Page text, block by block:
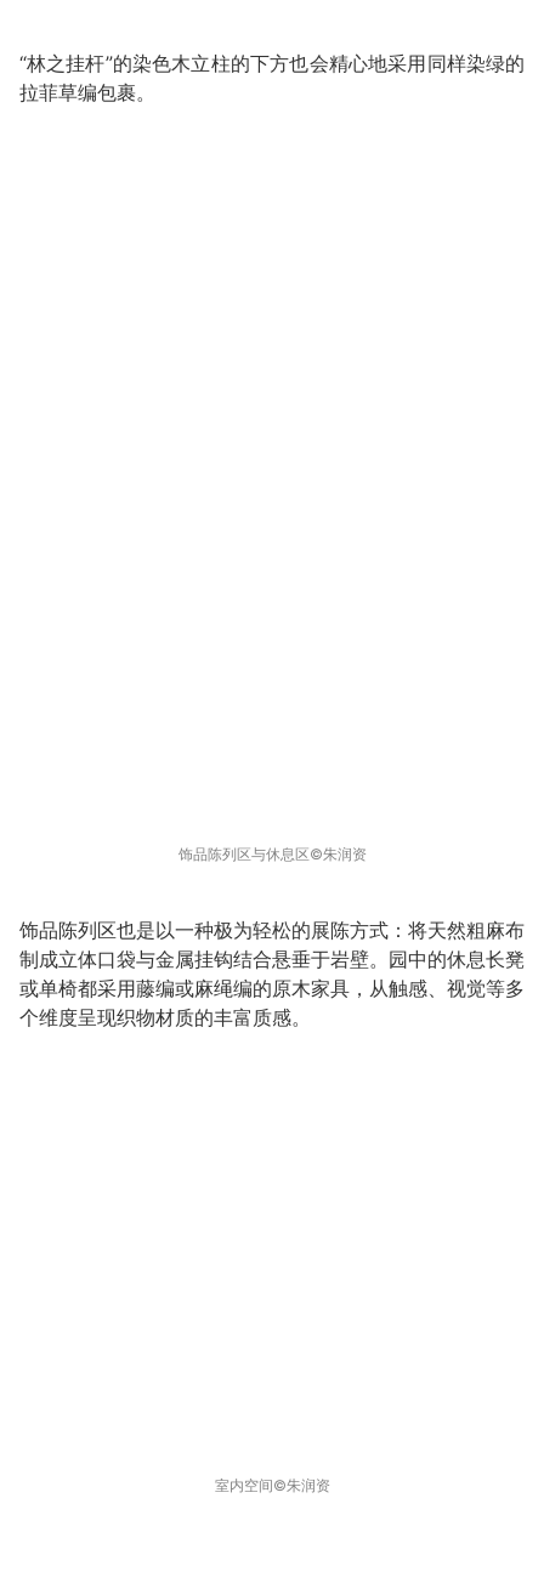
“林之挂杆”的染色木立柱的下方也会精心地采用同样染绿的
拉菲草编包裹。
饰品陈列区与休息区©️朱润资
饰品陈列区也是以一种极为轻松的展陈方式：将天然粗麻布
制成立体口袋与金属挂钩结合悬垂于岩壁。园中的休息长凳
或单椅都采用藤编或麻绳编的原木家具，从触感、视觉等多
个维度呈现织物材质的丰富质感。
室内空间©️朱润资